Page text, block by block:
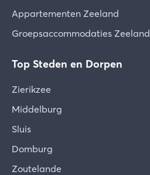
Appartementen Zeeland
Groepsaccommodaties Zeeland
Top Steden en Dorpen
Zierikzee
Middelburg
Sluis
Domburg
Zoutelande